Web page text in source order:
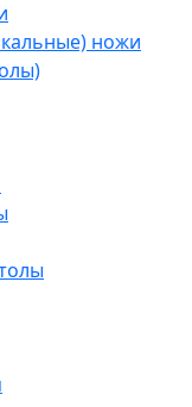
ножи